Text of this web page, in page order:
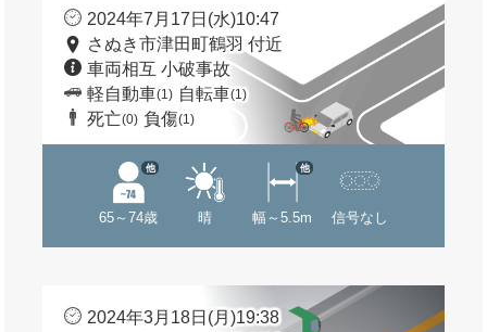
2024年7月17日(水)10:47
さぬき市津田町鶴羽 付近
車両相互 小破事故
軽自動車(1) 自転車(1)
死亡(0) 負傷(1)
65～74歳
他
晴 幅～5.5m
他
信号なし
2024年3月18日(月)19:38